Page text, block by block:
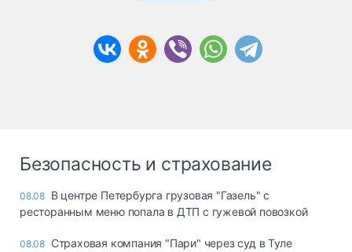
Безопасность и страхование
08.08 В центре Петербурга грузовая "Газель" с
ресторанным меню попала в ДТП с гужевой повозкой
08.08 Страховая компания "Пари" через суд в Туле